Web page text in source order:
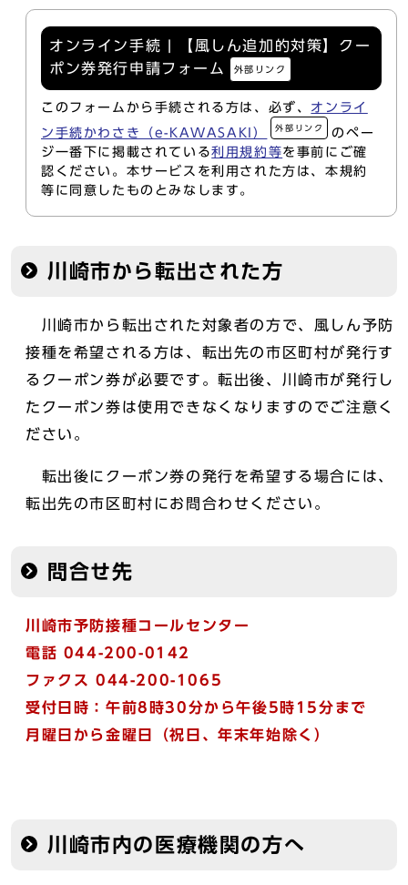
オンライン手続 | 【風しん追加的対策】クー
ポン券発行申請フォーム
外部リンク
このフォームから手続される方は、必ず、 オンライ
ン手続かわさき（e-KAWASAKI）
外部リンク
のペー
ジ一番下に掲載されている利用規約等を事前にご確
認ください。本サービスを利用された方は、本規約
等に同意したものとみなします。
川崎市から転出された方
川崎市から転出された対象者の方で、風しん予防
接種を希望される方は、転出先の市区町村が発行す
るクーポン券が必要です。転出後、川崎市が発行し
たクーポン券は使用できなくなりますのでご注意く
ださい。
転出後にクーポン券の発行を希望する場合には、
転出先の市区町村にお問合わせください。
問合せ先
川崎市予防接種コールセンター
電話 044-200-0142
ファクス 044-200-1065
受付日時：午前8時30分から午後5時15分まで
月曜日から金曜日（祝日、年末年始除く）
川崎市内の医療機関の方へ